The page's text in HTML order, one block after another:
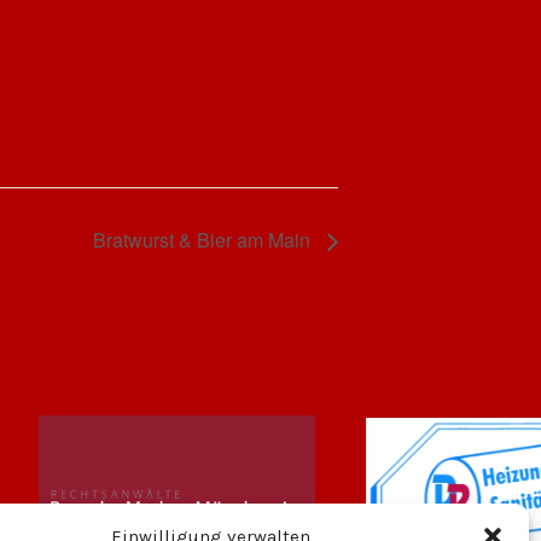
Einwilligung verwalten
Bratwurst & Bier am Main